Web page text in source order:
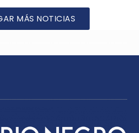
MÁS NOTICIAS